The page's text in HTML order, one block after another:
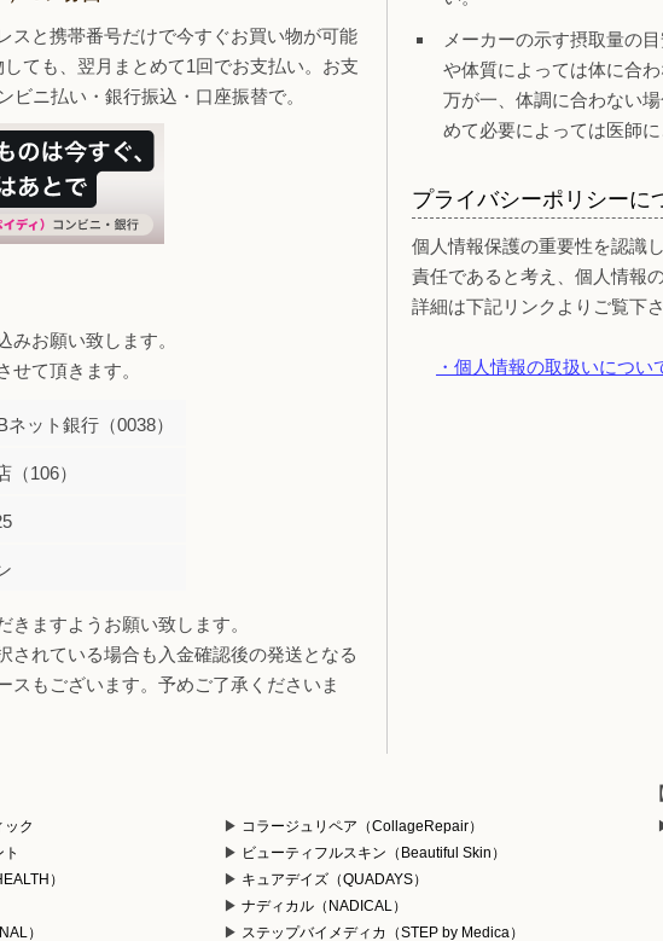
スと携帯番号だけで今すぐお買い物が可能
ても、翌月まとめて1回でお支払い。お支
ビニ払い・銀行振込・口座振替で。
みお願い致します。
せて頂きます。
ネット銀行（0038）
（106）
ますようお願い致します。
されている場合も入金確認後の発送となる
スもございます。予めご了承くださいま
メーカーの示す摂取量の
や体質によっては体に合わ
万が一、体調に合わない
めて必要によっては医師に
プライバシーポリシーに
個人情報保護の重要性を認識
責任であると考え、個人情報
詳細は下記リンクよりご覧下さ
・個人情報の取扱いについ
ク
）
）
コラージュリペア（CollageRepair）
ビューティフルスキン（Beautiful Skin）
キュアデイズ（QUADAYS）
ナディカル（NADICAL）
ステップバイメディカ（STEP by Medica）